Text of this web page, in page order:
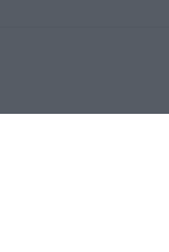
del mare 6/G,
Terme 5/2011 -